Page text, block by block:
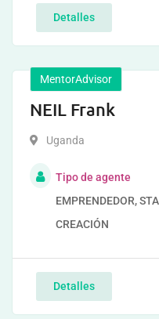
Detalles
MentorAdvisor
NEIL Frank
Uganda
Tipo de agente
EMPRENDEDOR,
CREACIÓN
Detalles